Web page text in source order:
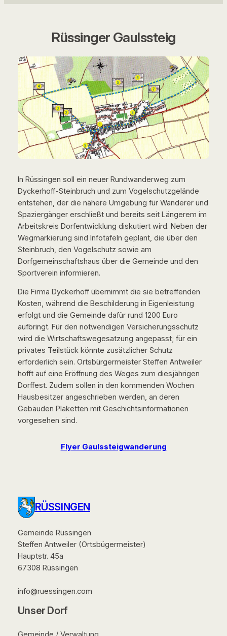
Rüssinger Gaulssteig
In Rüssingen soll ein neuer Rundwanderweg zum
Dyckerhoff-Steinbruch und zum Vogelschutzgelände
entstehen, der die nähere Umgebung für Wanderer und
Spaziergänger erschließt und bereits seit Längerem im
Arbeitskreis Dorfentwicklung diskutiert wird. Neben der
Wegmarkierung sind Infotafeln geplant, die über den
Steinbruch, den Vogelschutz sowie am
Dorfgemeinschaftshaus über die Gemeinde und den
Sportverein informieren.
Die Firma Dyckerhoff übernimmt die sie betreffenden
Kosten, während die Beschilderung in Eigenleistung
erfolgt und die Gemeinde dafür rund 1200 Euro
aufbringt. Für den notwendigen Versicherungsschutz
wird die Wirtschaftswegesatzung angepasst; für ein
privates Teilstück könnte zusätzlicher Schutz
erforderlich sein. Ortsbürgermeister Steffen Antweiler
hofft auf eine Eröffnung des Weges zum diesjährigen
Dorffest. Zudem sollen in den kommenden Wochen
Hausbesitzer angeschrieben werden, an deren
Gebäuden Plaketten mit Geschichtsinformationen
vorgesehen sind.
Flyer Gaulssteigwanderung
RÜSSINGEN
Gemeinde Rüssingen
Steffen Antweiler (Ortsbügermeister)
Hauptstr. 45a
67308 Rüssingen
info@ruessingen.com
Unser Dorf